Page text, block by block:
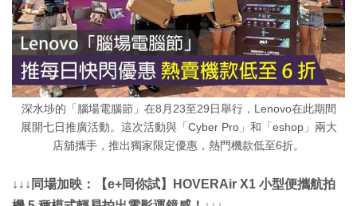
深水埗的「腦場電腦節」在8月23至29日舉行，Lenovo在此期間
展開七日推廣活動。這次活動與「Cyber Pro」和「eshop」兩大
店舖攜手，推出獨家限定優惠，熱門機款低至6折。
↓↓↓同場加映：【e+同你試】HOVERAir X1 小型便攜航拍